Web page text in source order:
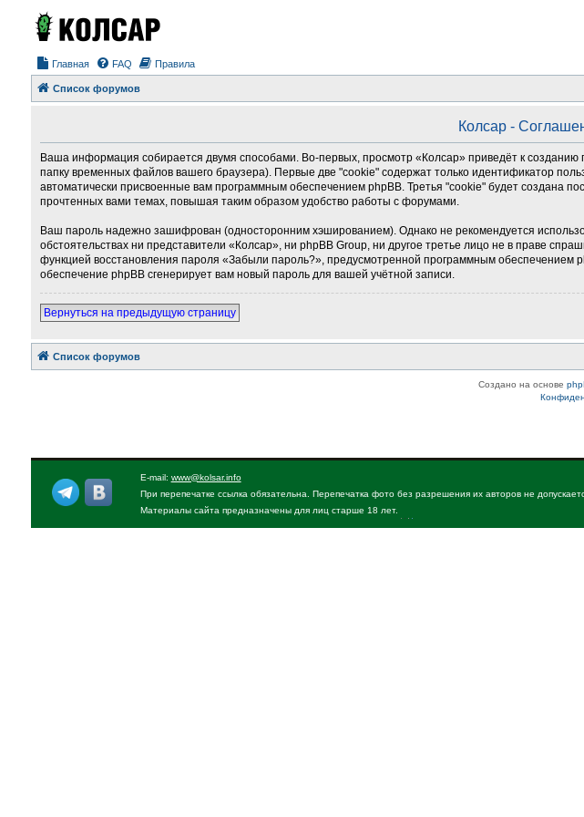
Главная FAQ Правила
Список форумов
Колсар -
Ваша информация собирается двумя способами. Во-первых, просмотр «Колсар» приведёт к
папку временных файлов вашего браузера). Первые две "cookie" содержат только идентификатор
автоматически присвоенные вам программным обеспечением phpBB. Третья "cookie" будет создана
прочтенных вами темах, повышая таким образом удобство работы с форумами.
Ваш пароль надежно зашифрован (односторонним хэшированием). Однако не рекомендуется
обстоятельствах ни представители «Колсар», ни phpBB Group, ни другое третье лицо не в праве
функцией восстановления пароля «Забыли пароль?», предусмотренной программным
обеспечение phpBB сгенерирует вам новый пароль для вашей учётной записи.
Вернуться на предыдущую страницу
Список форумов
Создано на основе
E-mail: www@kolsar.info
При перепечатке ссылка обязательна. Перепечатка фото без разрешения их авторов не
Материалы сайта предназначены для лиц старше 18 лет.